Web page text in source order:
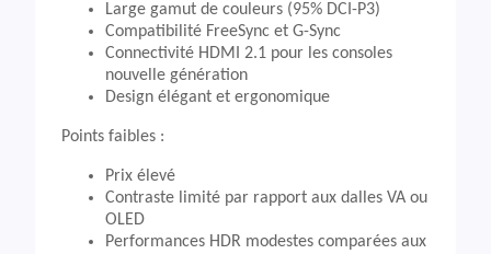
Large gamut de couleurs (95% DCI-P3)
Compatibilité FreeSync et G-Sync
Connectivité HDMI 2.1 pour les consoles
nouvelle génération
Design élégant et ergonomique
Points faibles :
Prix élevé
Contraste limité par rapport aux dalles VA ou
OLED
Performances HDR modestes comparées aux